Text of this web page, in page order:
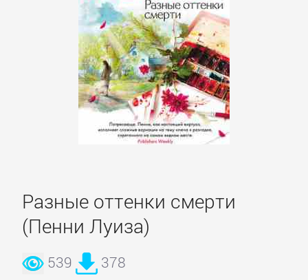
Разные оттенки смерти
(Пенни Луиза)
539 378
Интернет
Компьютерное
ОС
и
Сети